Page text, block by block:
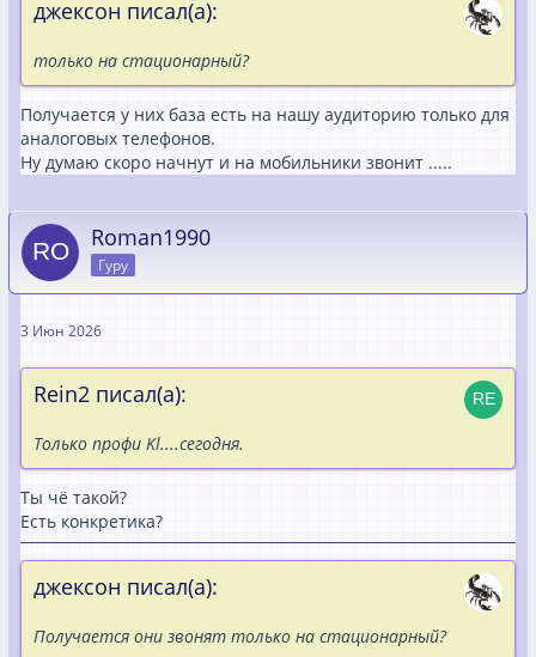
джексон писал(а):
только на стационарный?
Получается у них база есть на нашу аудиторию только для
аналоговых телефонов.
Ну думаю скоро начнут и на мобильники звонит .....
Roman1990
Гуру
3 Июн 2026
Rein2 писал(а):
Только профи Kl....сегодня.
Ты чё такой?
Есть конкретика?
джексон писал(а):
Получается они звонят только на стационарный?